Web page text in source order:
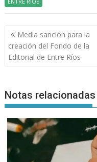
Navegación
de
entradas
Media sanción para la
creación del Fondo de la
Editorial de Entre Ríos
Notas relacionadas